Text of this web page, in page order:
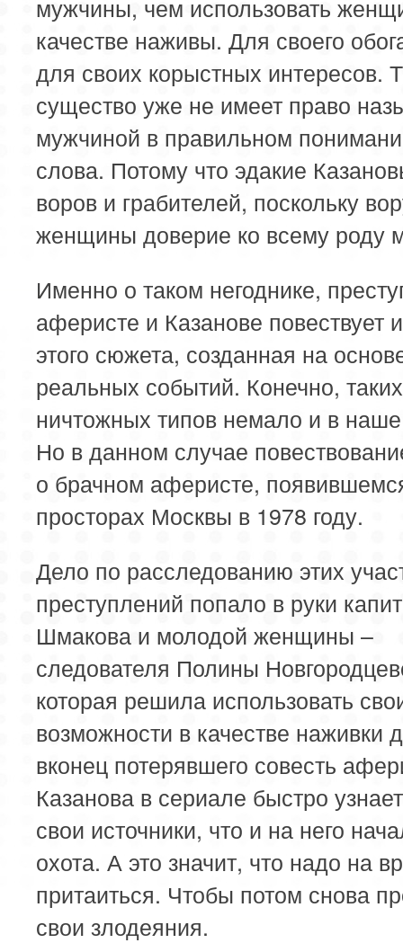
мужчины, чем использовать
качестве наживы. Для своего
для своих корыстных интересов.
существо уже не имеет право
мужчиной в правильном
слова. Потому что эдакие
воров и грабителей, поскольку
женщины доверие ко всему роду
Именно о таком негоднике,
аферисте и Казанове повествует
этого сюжета, созданная на
реальных событий. Конечно, таких
ничтожных типов немало и в
Но в данном случае
о брачном аферисте,
просторах Москвы в 1978 году.
Дело по расследованию этих
преступлений попало в руки
Шмакова и молодой женщины –
следователя Полины
которая решила использовать
возможности в качестве наживки
вконец потерявшего совесть
Казанова в сериале быстро
свои источники, что и на него
охота. А это значит, что надо на
притаиться. Чтобы потом снова
свои злодеяния.